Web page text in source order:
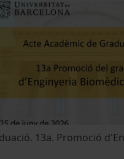
13a. Promoció